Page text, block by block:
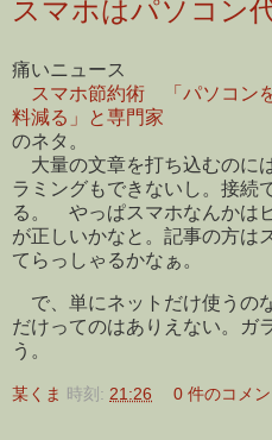
スマホはパソコン
痛いニュース
スマホ節約術 「パソコン
料減る」と専門家
のネタ。
大量の文章を打ち込むのに
ラミングもできないし。接続
る。 やっぱスマホなんかは
が正しいかなと。記事の方は
てらっしゃるかなぁ。
で、単にネットだけ使うの
だけってのはありえない。ガ
う。
某くま 時刻: 21:26 0 件のコメ